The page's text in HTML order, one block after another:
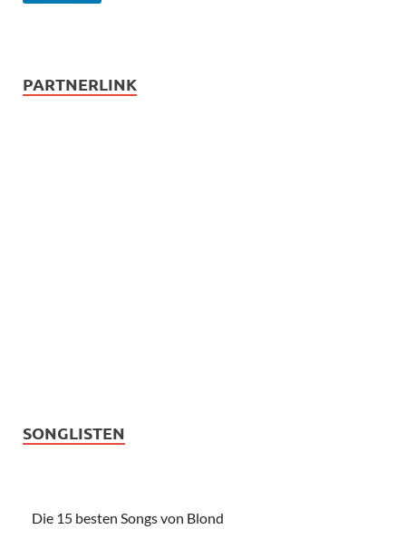
PARTNERLINK
SONGLISTEN
Die 15 besten Songs von Blond